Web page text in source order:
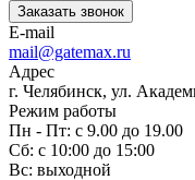
Заказать звонок
E-mail
mail@gatemax.ru
Адрес
г. Челябинск, ул.
Режим работы
Пн - Пт: с 9.00 до 19.00
Сб: с 10:00 до 15:00
Вс: выходной